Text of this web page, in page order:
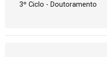
3º Ciclo - Doutoramento